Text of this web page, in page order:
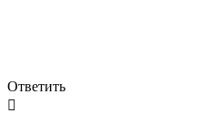
Ответить